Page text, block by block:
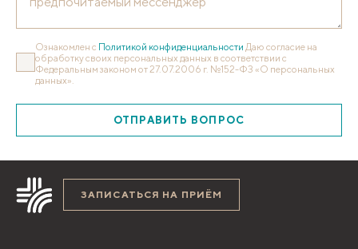
Ознакомлен с Политикой конфиденциальности Даю согласие на
обработку своих персональных данных в соответствии с
Федеральным законом от 27.07.2006 г. №152-ФЗ «О персональных
данных».
ОТПРАВИТЬ ВОПРОС
ЗАПИСАТЬСЯ НА ПРИЁМ